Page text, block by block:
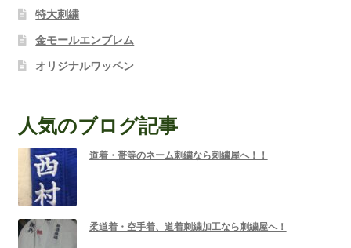
特大刺繍
金モールエンブレム
オリジナルワッペン
人気のブログ記事
道着・帯等のネーム刺繍なら刺繍屋へ！！
柔道着・空手着、道着刺繍加工なら刺繍屋へ！